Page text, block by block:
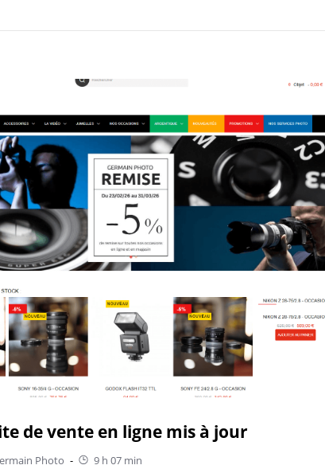
de vente en ligne mis à jour
Photo - 9 h 07 min